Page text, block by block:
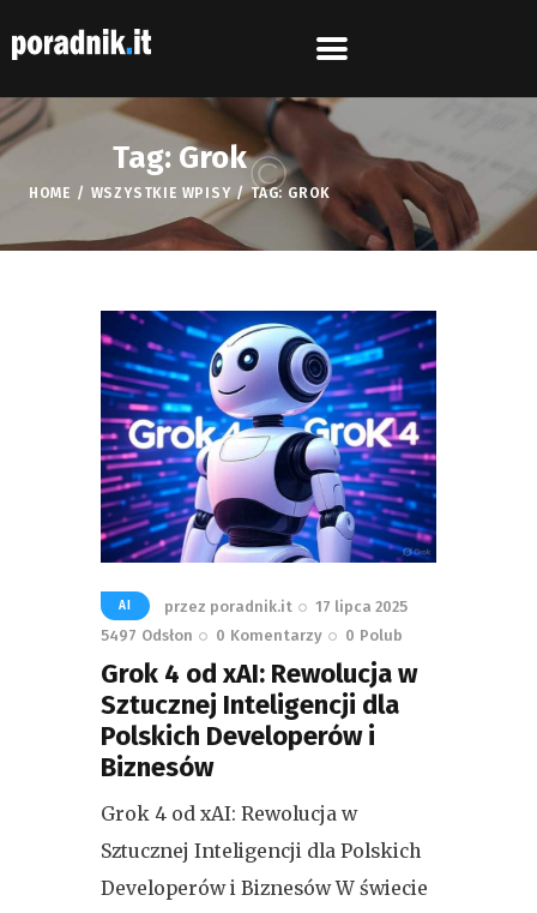
Tag: Grok
HOME WSZYSTKIE WPISY TAG: GROK
AI przez poradnik.it
17 lipca 2025
5497 Odsłon 0 Komentarzy 0 Polub
Grok 4 od xAI: Rewolucja w
Sztucznej Inteligencji dla
Polskich Developerów i
Biznesów
Grok 4 od xAI: Rewolucja w
Sztucznej Inteligencji dla Polskich
Developerów i Biznesów W świecie